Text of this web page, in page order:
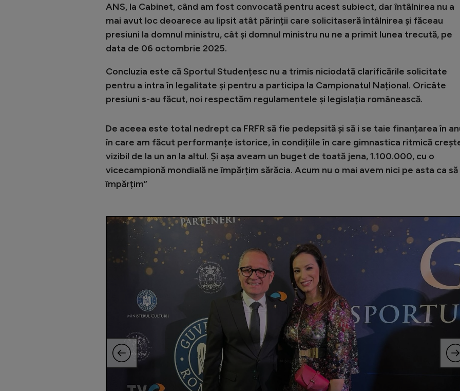
ANS, la Cabinet, când am fost convocată pentru acest subiect, dar întâlnirea nu a
mai avut loc deoarece au lipsit atât părinții care solicitaseră întâlnirea și făceau
presiuni la domnul ministru, cât și domnul ministru nu ne a primit lunea trecută, pe
data de 06 octombrie 2025.
Concluzia este că Sportul Studențesc nu a trimis niciodată clarificările solicitate
pentru a intra în legalitate și pentru a participa la Campionatul Național. Oricâte
presiuni s-au făcut, noi respectăm regulamentele și legislația românească.
De aceea este total nedrept ca FRFR să fie pedepsită și să i se taie finanțarea în
în care am făcut performanțe istorice, în condițiile în care gimnastica ritmică
vizibil de la un an la altul. Și așa aveam un buget de toată jena, 1.100.000, cu o
vicecampionă mondială ne împărțim sărăcia. Acum nu o mai avem nici pe asta ca să
împărțim”